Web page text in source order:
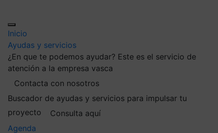
Inicio
Ayudas y servicios
¿En que te podemos ayudar? Este es el servicio de
atención a la empresa vasca
Contacta con nosotros
Buscador de ayudas y servicios para impulsar tu
proyecto
Consulta aquí
Agenda